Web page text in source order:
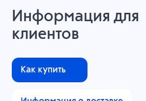
Информация для
клиентов
Как купить